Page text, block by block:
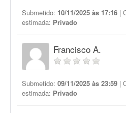
Submetido: 10/11/2025 às 17:16 |
estimada: Privado
Francisco A.
Submetido: 09/11/2025 às 23:59 |
estimada: Privado